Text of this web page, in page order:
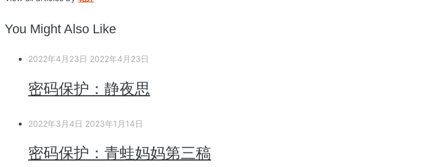
You Might Also Like
2022年4月23日 2022年4月23日
密码保护：静夜思
2022年3月4日 2023年1月14日
密码保护：青蛙妈妈第三稿